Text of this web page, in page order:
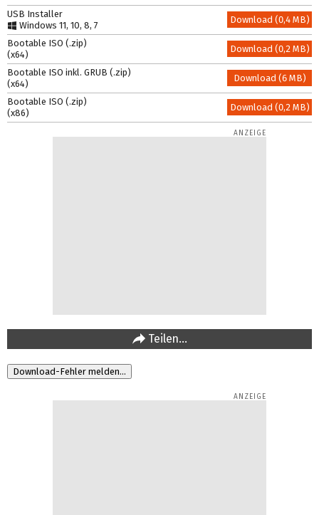
USB Installer
Windows 11, 10, 8, 7
Download (0,4 MB)
Bootable ISO (.zip)
(x64)
Download (0,2 MB)
Bootable ISO inkl. GRUB (.zip)
(x64)
Download (6 MB)
Bootable ISO (.zip)
(x86)
Download (0,2 MB)
Teilen…